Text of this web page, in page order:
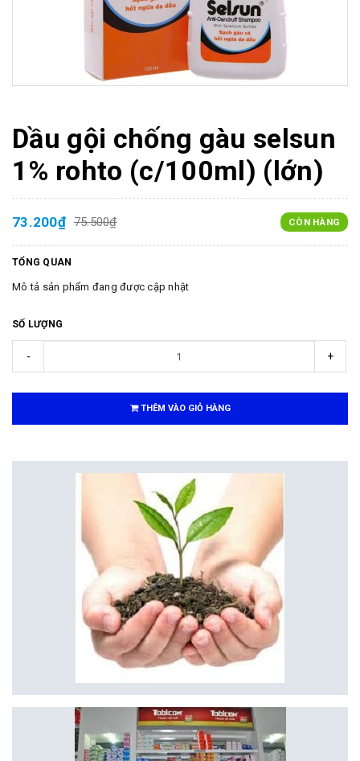
Dầu gội chống gàu selsun
1% rohto (c/100ml) (lớn)
73.200₫ 75.500₫ CÒN HÀNG
TỔNG QUAN
Mô tả sản phẩm đang được cập nhật
SỐ LƯỢNG
- +
THÊM VÀO GIỎ HÀNG